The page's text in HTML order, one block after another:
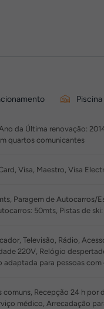
da Última renovação:
quartos comunicantes
Visa, Maestro, Visa
Paragem de Autocarros/
50mts, Pistas de
Televisão, Rádio,
220V, Relógio
adaptada para pessoas
Recepção 24 h por
médico, Arrecadação